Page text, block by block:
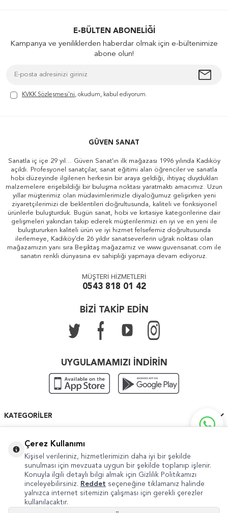
E-BÜLTEN ABONELIĞI
Kampanya ve yeniliklerden haberdar olmak için e-bültenimize
abone olun!
KVKK Sözleşmesi'ni, okudum, kabul ediyorum.
GÜVEN SANAT
Sanatla iç içe 29 yıl... Güven Sanat'ın ilk mağazası 1996 yılında Kadıköy
açıldı. Profesyonel sanatçılar, sanat eğitimi alan öğrenciler ve sanatla
hobi düzeyinde ilgilenen herkesin bir araya geldiği, ihtiyaç duydukları
malzemelere erişebildiği bir buluşma noktası yaratmaktı amacımız. Uzun
yıllar müşterimiz olan müdavimlerimizle diyaloğumuz gelişirken yeni
ziyaretçilerimizi de beklentileri doğrultusunda, kaliteli ve fonksiyonel
ürünlerle buluşturduk. Bugün sanat, hobi ve kırtasiye kategorilerine dair
gelişmeleri yakından takip ederek müşterilerimizi en iyi ve en yeni ile
buluştururken kaliteli ürün ve iyi hizmet felsefemiz doğrultusunda
ilerlemeye, Kadıköy'de 26 yıldır sanatseverlerin uğrak noktası olan
mağazamızın yanı sıra Beşiktaş mağazamız ve www.guvensanat.com ile
sanatın renkli dünyasına ev sahipliği yapmaya devam ediyoruz.
MÜŞTERİ HİZMETLERİ
0543 818 01 42
BİZİ TAKİP EDİN
UYGULAMAMIZI İNDİRİN
KATEGORILER
HIZLI ERIŞIM
Çerez Kullanımı
Kişisel verileriniz, hizmetlerimizin daha iyi bir şekilde
sunulması için mevzuata uygun bir şekilde toplanıp işlenir.
Konuyla ilgili detaylı bilgi almak için Gizlilik Politikamızı
inceleyebilirsiniz. Reddet seçeneğine tıklamanız halinde
yalnızca internet sitemizin çalışması için gerekli çerezler
kullanılacaktır.